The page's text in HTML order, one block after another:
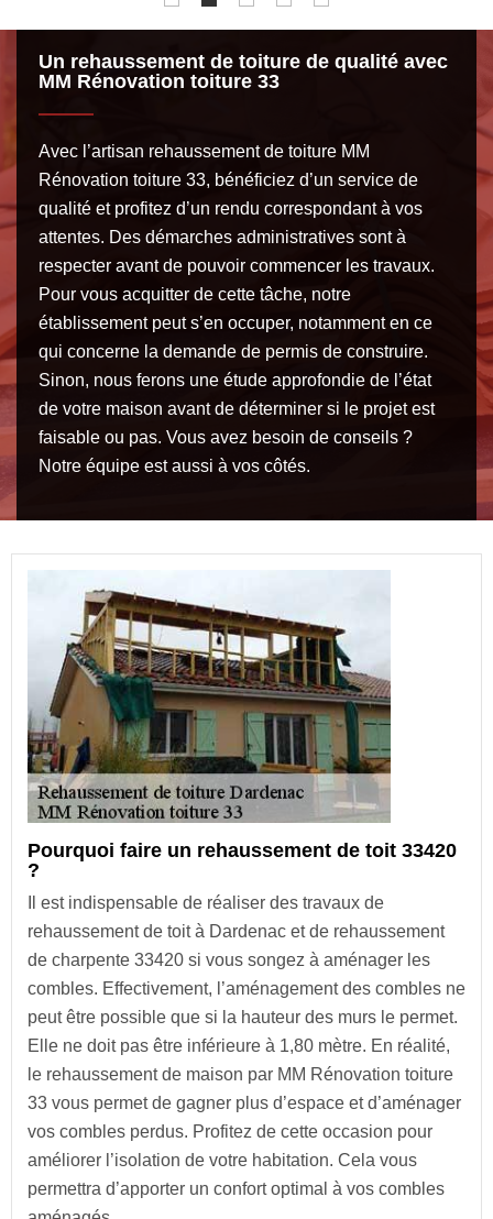
Un rehaussement de toiture de qualité avec
MM Rénovation toiture 33
Avec l’artisan rehaussement de toiture MM
Rénovation toiture 33, bénéficiez d’un service de
qualité et profitez d’un rendu correspondant à vos
attentes. Des démarches administratives sont à
respecter avant de pouvoir commencer les travaux.
Pour vous acquitter de cette tâche, notre
établissement peut s’en occuper, notamment en ce
qui concerne la demande de permis de construire.
Sinon, nous ferons une étude approfondie de l’état
de votre maison avant de déterminer si le projet est
faisable ou pas. Vous avez besoin de conseils ?
Notre équipe est aussi à vos côtés.
Pourquoi faire un rehaussement de toit 33420
?
Il est indispensable de réaliser des travaux de
rehaussement de toit à Dardenac et de rehaussement
de charpente 33420 si vous songez à aménager les
combles. Effectivement, l’aménagement des combles ne
peut être possible que si la hauteur des murs le permet.
Elle ne doit pas être inférieure à 1,80 mètre. En réalité,
le rehaussement de maison par MM Rénovation toiture
33 vous permet de gagner plus d’espace et d’aménager
vos combles perdus. Profitez de cette occasion pour
améliorer l’isolation de votre habitation. Cela vous
permettra d’apporter un confort optimal à vos combles